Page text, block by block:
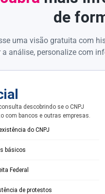
de
uma visão gratuita com
análise, personalize com
descobrindo se o CNPJ
com bancos e outras empresas.
do CNPJ
básicos
Federal
de protestos